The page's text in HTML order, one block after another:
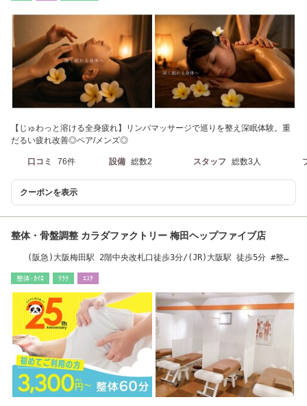
【じゅわっと溶ける全身疲れ】リンパマッサージで巡りを整え深眠体験。重
だるい疲れ改善◎ペア/メンズ◎
口コミ 76件 設備 総数2 スタッフ 総数3人
クーポンを表示
整体・骨盤調整 カラダファクトリー 梅田ヘップファイブ店
(阪急)大阪梅田駅 2階中央改札口徒歩3分/(JR)大阪駅 徒歩5分 #整体
整体･ｶｲﾛ ﾘﾗｸ ｴｽﾃ